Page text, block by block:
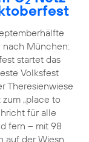
München:
startet das
Volksfest
Theresienwiese
„place to
für alle
fern – mit 98
auf der Wiesn